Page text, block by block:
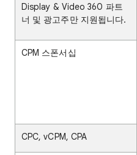
Display & Video 360 파트
너 및 광고주만 지원됩니다.
CPM 스폰서십
CPC, vCPM, CPA